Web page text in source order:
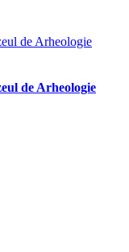
de Arheologie